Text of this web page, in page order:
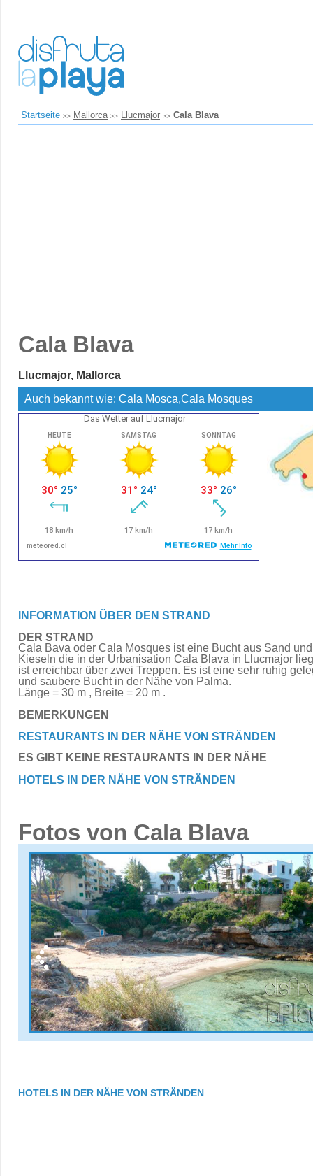
Startseite Mallorca Llucmajor Cala Blava
Cala Blava
Llucmajor, Mallorca
Auch bekannt wie: Cala Mosca,Cala Mosques
Das Wetter auf Llucmajor
INFORMATION ÜBER DEN STRAND
DER STRAND
Cala Bava oder Cala Mosques ist eine Bucht aus Sand und
Kieseln die in der Urbanisation Cala Blava in Llucmajor
ist erreichbar über zwei Treppen. Es ist eine sehr ruhig
und saubere Bucht in der Nähe von Palma.
Länge = 30 m , Breite = 20 m .
BEMERKUNGEN
RESTAURANTS IN DER NÄHE VON STRÄNDEN
ES GIBT KEINE RESTAURANTS IN DER NÄHE
HOTELS IN DER NÄHE VON STRÄNDEN
Fotos von Cala Blava
HOTELS IN DER NÄHE VON STRÄNDEN